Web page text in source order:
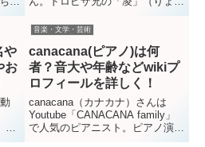
人
を
。
す
気
う）さんは、持ち前の高い考察力
で説得力があり一気に人気が出ま
應大学卒の頭脳や、集英社との関
係があるとかないとか。今回は、
ドロピザの兄・凌さんについて大
学の学歴や、集英社との関係、年
齢や...
や
お
わ
音楽・文学・芸術
canacana(ピアノ)は何
者？音大や年齢などwikiプ
ロフィールを詳しく！
canacana（カナカナ）さんは
Youtube「CANACANA family」
で人気のピアニスト。ピアノ演奏
だけでなく作曲や編曲もしたり、